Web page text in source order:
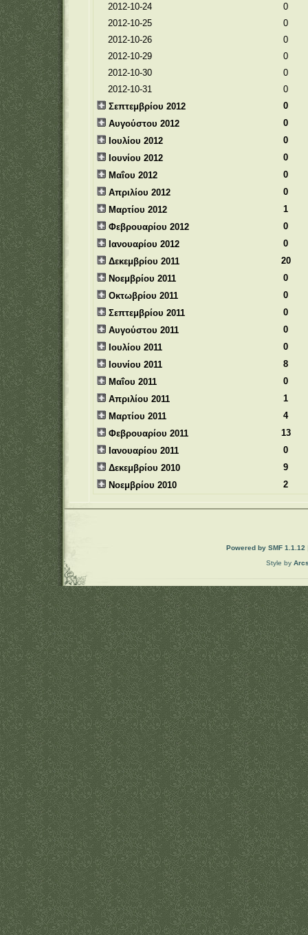
2012-10-24
0
2012-10-25
0
2012-10-26
0
2012-10-29
0
2012-10-30
0
2012-10-31
0
Σεπτεμβρίου 2012
0
Αυγούστου 2012
0
Ιουλίου 2012
0
Ιουνίου 2012
0
Μαΐου 2012
0
Απριλίου 2012
0
Μαρτίου 2012
1
Φεβρουαρίου 2012
0
Ιανουαρίου 2012
0
Δεκεμβρίου 2011
20
Νοεμβρίου 2011
0
Οκτωβρίου 2011
0
Σεπτεμβρίου 2011
0
Αυγούστου 2011
0
Ιουλίου 2011
0
Ιουνίου 2011
8
Μαΐου 2011
0
Απριλίου 2011
1
Μαρτίου 2011
4
Φεβρουαρίου 2011
13
Ιανουαρίου 2011
0
Δεκεμβρίου 2010
9
Νοεμβρίου 2010
2
Powered by SMF 1.1.12
Style by